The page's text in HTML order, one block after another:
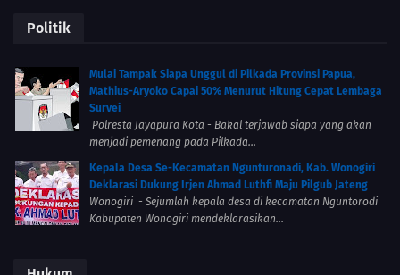
Politik
Mulai Tampak Siapa Unggul di Pilkada Provinsi Papua,
Mathius-Aryoko Capai 50% Menurut Hitung Cepat Lembaga
Survei
Polresta Jayapura Kota - Bakal terjawab siapa yang akan
menjadi pemenang pada Pilkada...
Kepala Desa Se-Kecamatan Ngunturonadi, Kab. Wonogiri
Deklarasi Dukung Irjen Ahmad Luthfi Maju Pilgub Jateng
Wonogiri - Sejumlah kepala desa di kecamatan Nguntorodi
Kabupaten Wonogiri mendeklarasikan...